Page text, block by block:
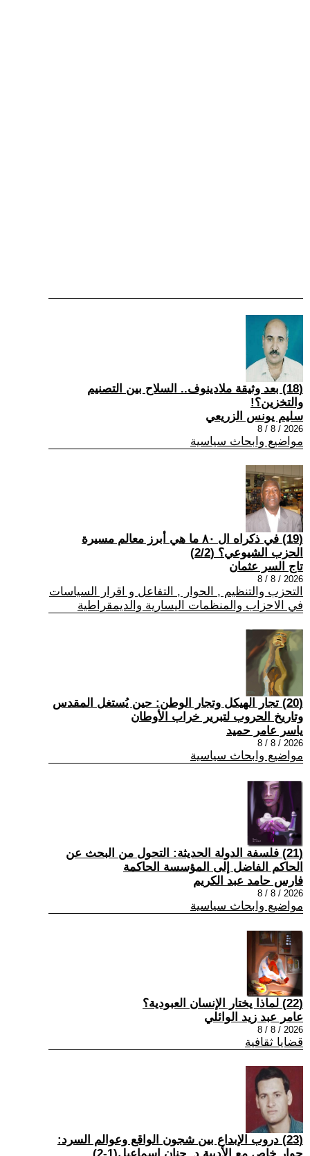
(18) بعد وثيقة ملادينوف.. السلاح بين التصنيم
والتخزين؟!
سليم يونس الزريعي
2026 / 8 / 8
مواضيع وابحاث سياسية
(19) في ذكراه ال ٨٠ ما هي أبرز معالم مسيرة
الحزب الشيوعي؟ (2/2)
تاج السر عثمان
2026 / 8 / 8
التحزب والتنظيم , الحوار , التفاعل و اقرار السياسات
في الاحزاب والمنظمات اليسارية والديمقراطية
(20) تجار الهيكل وتجار الوطن: حين يُستغل المقدس
وتاريخ الحروب لتبرير خراب الأوطان
ياسر عامر حميد
2026 / 8 / 8
مواضيع وابحاث سياسية
(21) فلسفة الدولة الحديثة: التحول من البحث عن
الحاكم الفاضل إلى المؤسسة الحاكمة
فارس حامد عبد الكريم
2026 / 8 / 8
مواضيع وابحاث سياسية
(22) لماذا يختار الإنسان العبودية؟
عامر عبد زيد الوائلي
2026 / 8 / 8
قضايا ثقافية
(23) دروب الإبداع بين شجون الواقع وعوالم السرد: